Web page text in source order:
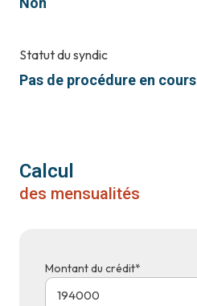
Statut du syndic
Pas de procédure en cours
Calcul
des mensualités
Montant du crédit*